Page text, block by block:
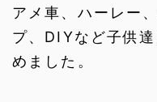
アメ車、ハーレー
プ、DIYなど子供
めました。